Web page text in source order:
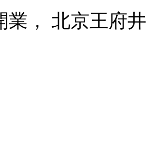
業， 北京王